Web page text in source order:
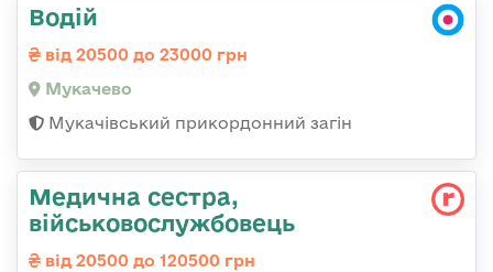
Водій
від 20500 до 23000 грн
Мукачево
Мукачівський прикордонний загін
Медична сестра,
військовослужбовець
від 20500 до 120500 грн